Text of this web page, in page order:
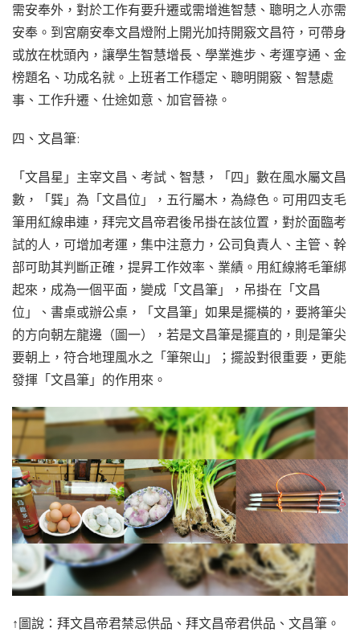
需安奉外，對於工作有要升遷或需增進智慧、聰明之人亦需
安奉。到宮廟安奉文昌燈附上開光加持開竅文昌符，可帶身
或放在枕頭內，讓學生智慧增長、學業進步、考運亨通、金
榜題名、功成名就。上班者工作穩定、聰明開竅、智慧處
事、工作升遷、仕途如意、加官晉祿。
四、文昌筆:
「文昌星」主宰文昌、考試、智慧，「四」數在風水屬文昌
數，「巽」為「文昌位」，五行屬木，為綠色。可用四支毛
筆用紅線串連，拜完文昌帝君後吊掛在該位置，對於面臨考
試的人，可增加考運，集中注意力，公司負責人、主管、幹
部可助其判斷正確，提昇工作效率、業績。用紅線將毛筆綁
起來，成為一個平面，變成「文昌筆」，吊掛在「文昌
位」、書桌或辦公桌，「文昌筆」如果是擺橫的，要將筆尖
的方向朝左龍邊（圖一），若是文昌筆是擺直的，則是筆尖
要朝上，符合地理風水之「筆架山」；擺設對很重要，更能
發揮「文昌筆」的作用來。
↑圖說：拜文昌帝君禁忌供品、拜文昌帝君供品、文昌筆。